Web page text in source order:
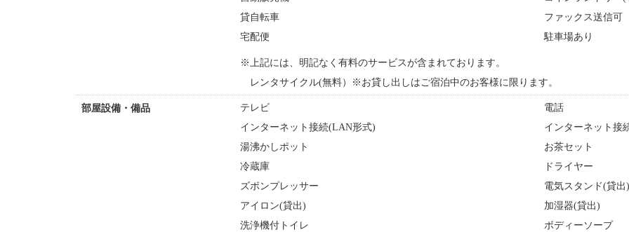
貸自転車
ファックス送信可
宅配便
駐車場あり
※上記には、明記なく有料のサービスが含まれております。
レンタサイクル(無料）※お貸し出しはご宿泊中のお客様に限ります。
部屋設備・備品 テレビ
電話
インターネット接続(LAN形式)
インターネット接
湯沸かしポット
お茶セット
冷蔵庫
ドライヤー
ズボンプレッサー
電気スタンド(貸出)
アイロン(貸出)
加湿器(貸出)
洗浄機付トイレ
ボディーソープ